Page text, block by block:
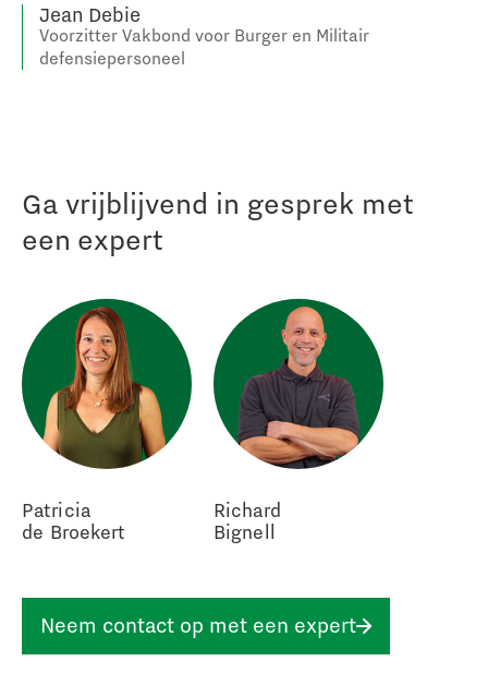
Jean Debie
Voorzitter Vakbond voor Burger en Militair
defensiepersoneel
Ga vrijblijvend in gesprek met
een expert
Patricia
de Broekert
Richard
Bignell
Neem contact op met een expert